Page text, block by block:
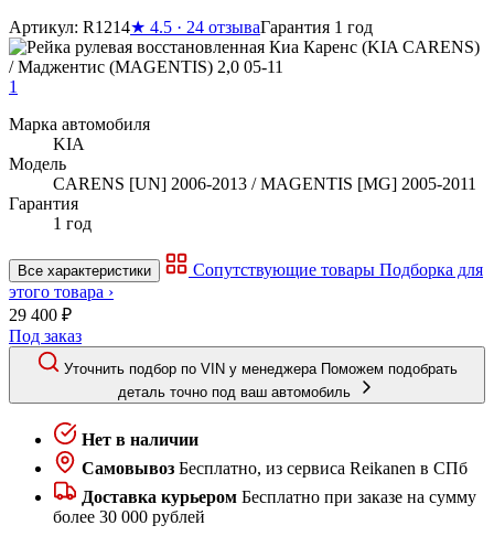
Артикул: R1214★ 4.5 · 24 отзываГарантия 1 год
1
Марка автомобиля
KIA
Модель
CARENS [UN] 2006-2013 / MAGENTIS [MG] 2005-2011
Гарантия
1 год
Все характеристики Сопутствующие товары Подборка для
этого товара ›
29 400 ₽
Под заказ
Уточнить подбор по VIN у менеджера Поможем подобрать
деталь точно под ваш автомобиль
Нет в наличии
Самовывоз Бесплатно, из сервиса Reikanen в СПб
Доставка курьером Бесплатно при заказе на сумму
более 30 000 рублей